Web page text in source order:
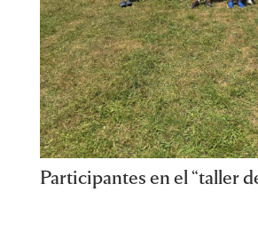
Participantes en el “taller